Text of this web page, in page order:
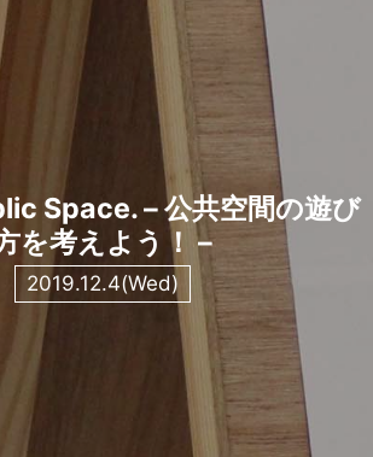
Space. – 公共空間の遊び
を考えよう！ –
2019.12.4(Wed)